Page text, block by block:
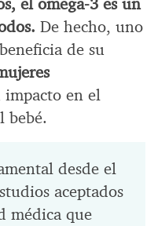
el omega-3 es un
De hecho, uno
de su
en el
bebé.
desde el
aceptados
médica que